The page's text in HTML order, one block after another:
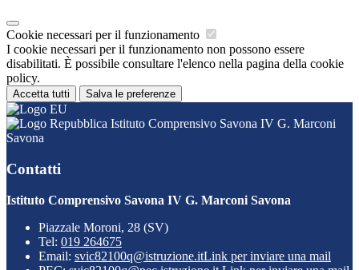
Cookie necessari per il funzionamento
I cookie necessari per il funzionamento non possono essere
disabilitati. È possibile consultare l'elenco nella pagina della cookie
policy.
Accetta tutti Salva le preferenze
Istituto Comprensivo Savona IV G. Marconi
Savona
Contatti
Istituto Comprensivo Savona IV G. Marconi Savona
Piazzale Moroni, 28 (SV)
Tel: 019 264675
Email: svic82100q@istruzione.itLink per inviare una mail